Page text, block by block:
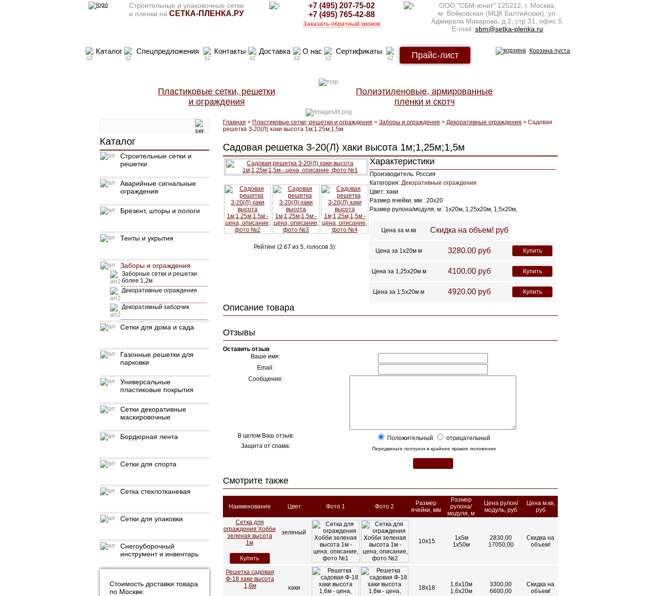
Строительные и упаковочные сетки
и пленки на СЕТКА-ПЛЕНКА.РУ
+7 (495) 207-75-02
+7 (495) 765-42-88
Заказать обратный звонок
ООО "СБМ-юнит" 125212 г. Москва
м. Войковская (МЦК Балтийская), ул.
Адмирала Макарова, д.2, стр.31, офис 5.
E-mail: sbm@setka-plenka.ru
Каталог Спецпредложения Контакты Доставка О нас Сертификаты Прайс-лист Корзина пуста
Пластиковые сетки, решетки
и ограждения
Полиэтиленовые, армированные
пленки и скотч
Каталог
Строительные сетки и
решетки
Аварийные сигнальные
ограждения
Брезент, шторы и пологи
Тенты и укрытия
Заборы и ограждения
Заборные сетки и решетки
более 1,2м
Декоративные ограждения
Декоративный заборчик
Сетки для дома и сада
Газонные решетки для
парковки
Универсальные
пластиковые покрытия
Сетки декоративные
маскировочные
Бордюрная лента
Сетки для спорта
Сетка стеклотканевая
Сетки для упаковки
Снегоуборочный
инструмент и инвентарь
Стоимость доставки товара
по Москве:
Главная > Пластиковые сетки, решетки и ограждения > Заборы и ограждения > Декоративные ограждения > Садовая
решетка З-20(Л) хаки высота 1м;1,25м;1,5м
Садовая решетка З-20(Л) хаки высота 1м;1,25м;1,5м
Рейтинг (2.67 из 5, голосов 3):
Характеристики
Производитель: Россия
Категория: Декоративные ограждения
Цвет: хаки
Размер ячейки, мм : 20х20
Размер рулона/модуля, м : 1х20м, 1,25х20м, 1,5х20м,
Цена за м.кв Скидка на объем! руб
Цена за 1х20м м 3280.00 руб Купить
Цена за 1,25х20м м 4100.00 руб Купить
Цена за 1,5х20м м 4920.00 руб Купить
Описание товара
Отзывы
Оставить отзыв
Ваше имя:
Email:
Сообщение:
В целом Ваш отзыв: Положительный
отрицательный
Защита от спама:
Передвиньте ползунок в крайнее правое положение
Смотрите также
Наименование Цвет Фото 1 Фото 2
Размер
ячейки, мм
Размер
рулона/
модуля, м
Цена рулон/
модуль, руб
Цена м.кв,
руб
Сетка для
ограждения Хобби
зеленая высота
1м
Купить
зеленый
10х15
1х5м
1х50м
2830,00
17050,00
Скидка на
объем!
Решетка садовая
Ф-18 хаки высота
1,6м
хаки 18х18
1,6х10м
1,6х20м
3300,00
6600,00
Скидка на
объем!